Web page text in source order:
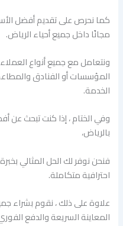
كما نحرص على تقديم أفضل
مجانًا داخل جميع أحياء الرياض.
ونتعامل مع جميع أنواع
المؤسسات أو الفنادق
الخدمة.
وفي الختام ، إذا كنت تبحث
بالرياض،
فنحن نوفر لك الحل المثالي
احترافية متكاملة.
علاوة على ذلك ، نقوم بشراء
المعاينة السريعة والدفع